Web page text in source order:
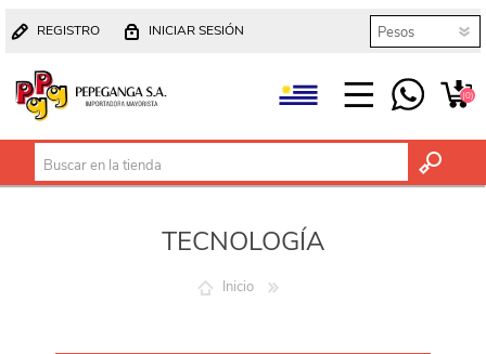
REGISTRO INICIAR SESIÓN
(0)
TECNOLOGÍA
Inicio